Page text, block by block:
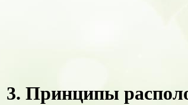
3. Принципы